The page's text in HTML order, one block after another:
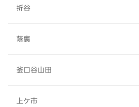
折谷
蔭裏
釜口谷山田
上ケ市